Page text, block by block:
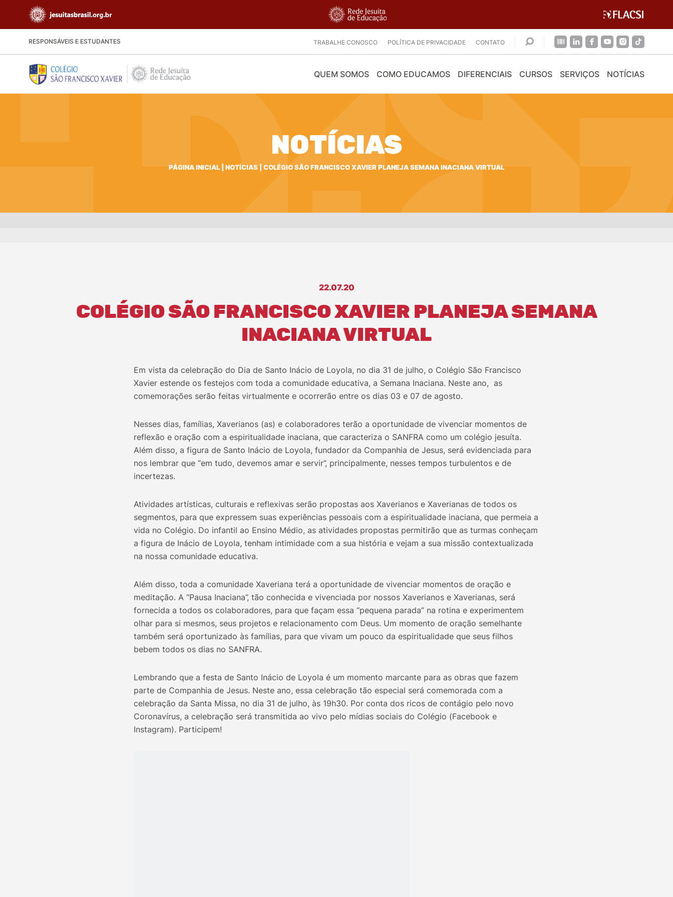
RESPONSÁVEIS E ESTUDANTES TRABALHE CONOSCO POLÍTICA DE PRIVACIDADE CONTATO
QUEM SOMOS COMO EDUCAMOS DIFERENCIAIS CURSOS SERVIÇOS NOTÍCIAS
NOTÍCIAS
PÁGINA INICIAL NOTÍCIAS COLÉGIO SÃO FRANCISCO XAVIER PLANEJA SEMANA INACIANA VIRTUAL
22.07.20
COLÉGIO SÃO FRANCISCO XAVIER PLANEJA SEMANA
INACIANA VIRTUAL
Em vista da celebração do Dia de Santo Inácio de Loyola, no dia 31 de julho, o Colégio São Francisco
Xavier estende os festejos com toda a comunidade educativa, a Semana Inaciana. Neste ano, as
comemorações serão feitas virtualmente e ocorrerão entre os dias 03 e 07 de agosto.
Nesses dias, famílias, Xaverianos (as) e colaboradores terão a oportunidade de vivenciar momentos de
reflexão e oração com a espiritualidade inaciana, que caracteriza o SANFRA como um colégio jesuíta.
Além disso, a figura de Santo Inácio de Loyola, fundador da Companhia de Jesus, será evidenciada para
nos lembrar que “em tudo, devemos amar e servir”, principalmente, nesses tempos turbulentos e de
incertezas.
Atividades artísticas, culturais e reflexivas serão propostas aos Xaverianos e Xaverianas de todos os
segmentos, para que expressem suas experiências pessoais com a espiritualidade inaciana, que permeia a
vida no Colégio. Do infantil ao Ensino Médio, as atividades propostas permitirão que as turmas conheçam
a figura de Inácio de Loyola, tenham intimidade com a sua história e vejam a sua missão contextualizada
na nossa comunidade educativa.
Além disso, toda a comunidade Xaveriana terá a oportunidade de vivenciar momentos de oração e
meditação. A “Pausa Inaciana”, tão conhecida e vivenciada por nossos Xaverianos e Xaverianas, será
fornecida a todos os colaboradores, para que façam essa “pequena parada” na rotina e experimentem
olhar para si mesmos, seus projetos e relacionamento com Deus. Um momento de oração semelhante
também será oportunizado às famílias, para que vivam um pouco da espiritualidade que seus filhos
bebem todos os dias no SANFRA.
Lembrando que a festa de Santo Inácio de Loyola é um momento marcante para as obras que fazem
parte de Companhia de Jesus. Neste ano, essa celebração tão especial será comemorada com a
celebração da Santa Missa, no dia 31 de julho, às 19h30. Por conta dos ricos de contágio pelo novo
Coronavírus, a celebração será transmitida ao vivo pelo mídias sociais do Colégio (Facebook e
Instagram). Participem!